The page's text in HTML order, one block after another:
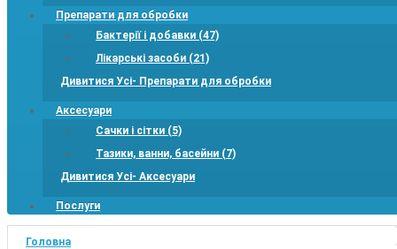
Препарати для обробки
Бактерії і добавки (47)
Лікарські засоби (21)
Дивитися Усі- Препарати для обробки
Аксесуари
Сачки і сітки (5)
Тазики, ванни, басейни (7)
Дивитися Усі- Аксесуари
Послуги
Головна